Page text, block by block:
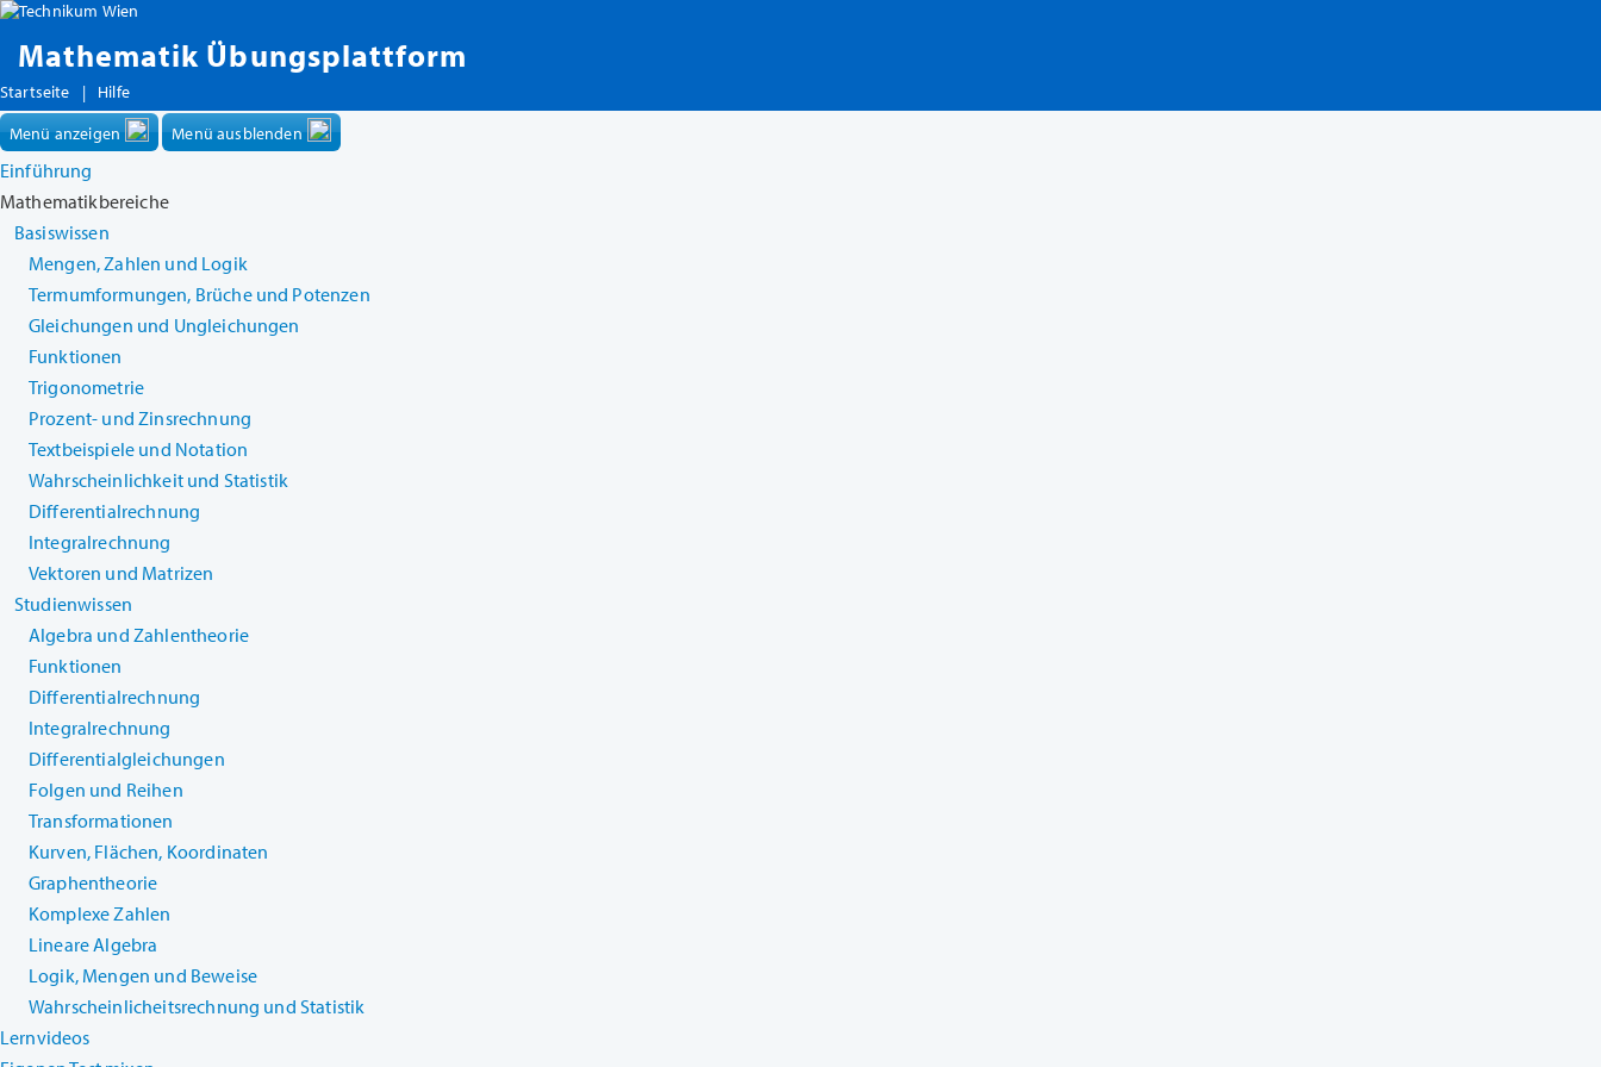
Mathematik Übungsplattform
Startseite | Hilfe
Menü anzeigen Menü ausblenden
Einführung
Mathematikbereiche
Basiswissen
Mengen, Zahlen und Logik
Termumformungen, Brüche und Potenzen
Gleichungen und Ungleichungen
Funktionen
Trigonometrie
Prozent- und Zinsrechnung
Textbeispiele und Notation
Wahrscheinlichkeit und Statistik
Differentialrechnung
Integralrechnung
Vektoren und Matrizen
Studienwissen
Algebra und Zahlentheorie
Funktionen
Differentialrechnung
Integralrechnung
Differentialgleichungen
Folgen und Reihen
Transformationen
Kurven, Flächen, Koordinaten
Graphentheorie
Komplexe Zahlen
Lineare Algebra
Logik, Mengen und Beweise
Wahrscheinlicheitsrechnung und Statistik
Lernvideos